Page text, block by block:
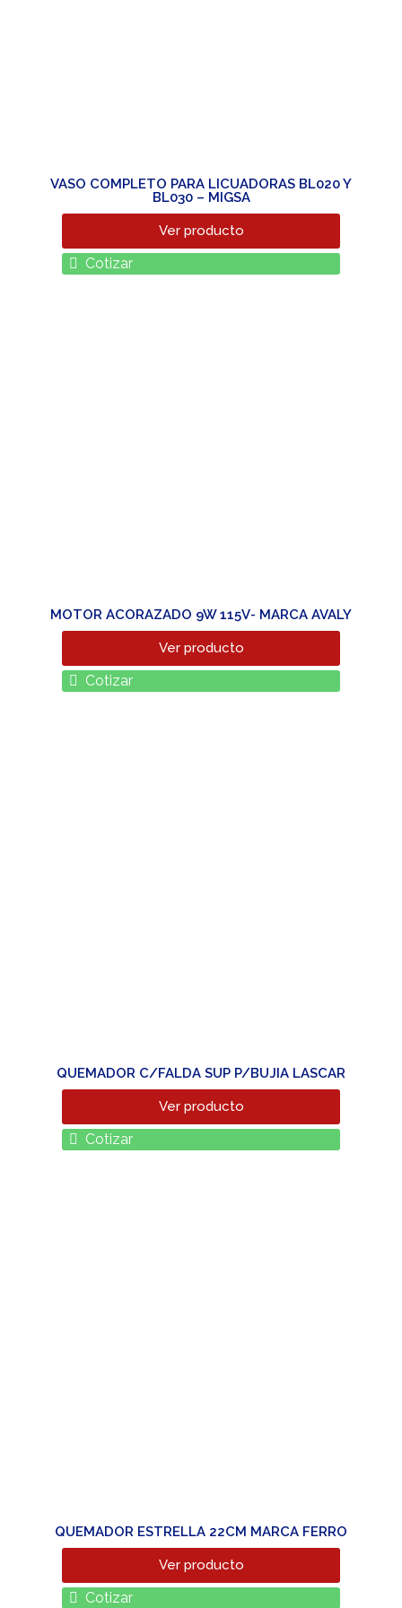
VASO COMPLETO PARA LICUADORAS BL020 Y
BL030 – MIGSA
Ver producto
Cotizar
MOTOR ACORAZADO 9W 115V- MARCA AVALY
Ver producto
Cotizar
QUEMADOR C/FALDA SUP P/BUJIA LASCAR
Ver producto
Cotizar
QUEMADOR ESTRELLA 22CM MARCA FERRO
Ver producto
Cotizar